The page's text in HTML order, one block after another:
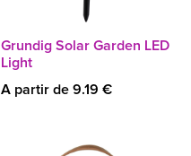
Grundig Solar Garden LED
Light
A partir de 9.19 €